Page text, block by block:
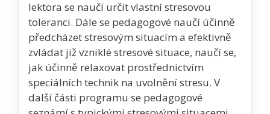
lektora se naučí určit vlastní stresovou
toleranci. Dále se pedagogové naučí účinně
předcházet stresovým situacím a efektivně
zvládat již vzniklé stresové situace, naučí se,
jak účinně relaxovat prostřednictvím
speciálních technik na uvolnění stresu. V
další části programu se pedagogové